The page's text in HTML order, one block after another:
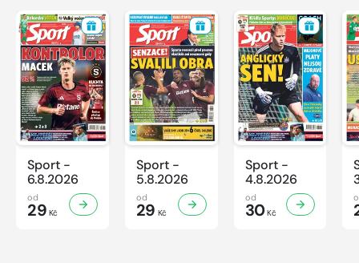
Sport -
6.8.2026
od
29 Kč
Sport -
5.8.2026
od
29 Kč
Sport -
4.8.2026
od
30Kč